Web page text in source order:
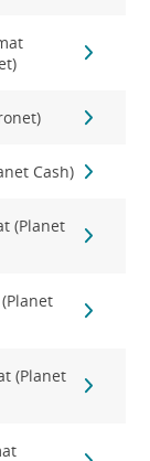
Cash)
(Planet
(Planet